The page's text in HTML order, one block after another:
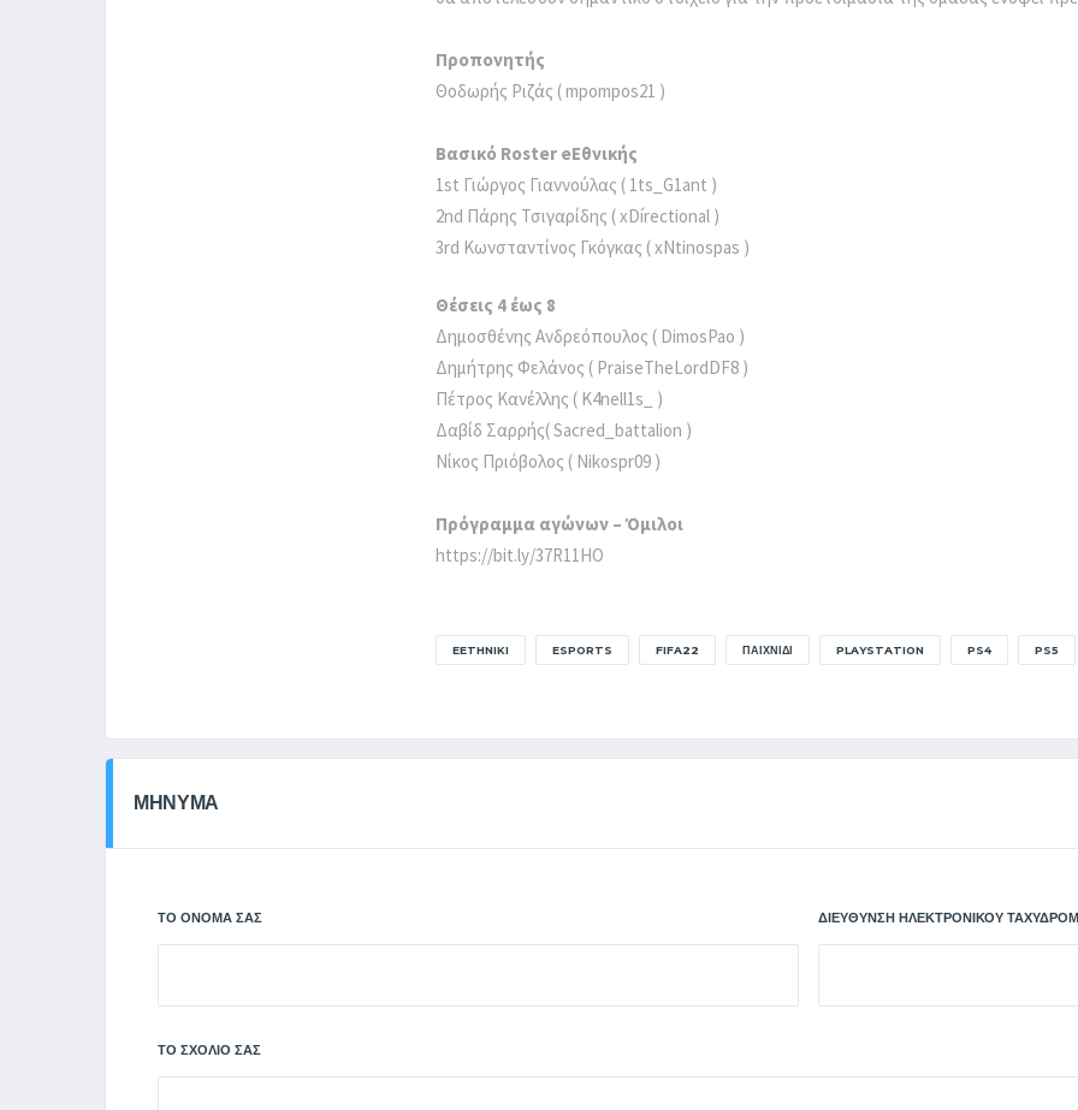
Προπονητής
Θοδωρής Ριζάς ( mpompos21 )
Βασικό Roster eΕθνικής
1st Γιώργος Γιαννούλας ( 1ts_G1ant )
2nd Πάρης Τσιγαρίδης ( xDírectional )
3rd Κωνσταντίνος Γκόγκας ( xNtinospas )
Θέσεις 4 έως 8
Δημοσθένης Ανδρεόπουλος ( DimosPao )
Δημήτρης Φελάνος ( PraiseTheLordDF8 )
Πέτρος Κανέλλης ( K4nell1s_ )
Δαβίδ Σαρρής( Sacred_battalion )
Νίκος Πριόβολος ( Nikospr09 )
Πρόγραμμα αγώνων – Όμιλοι
https://bit.ly/37R11HO
EETHNIKI ESPORTS FIFA22 ΠΑΙΧΝΊΔΙ PLAYSTATION PS4 PS5
ΜΗΝΥΜΑ
ΤΟ ΌΝΟΜΆ ΣΑΣ ΔΙΕΎΘΥΝΣΗ ΗΛΕΚΤΡΟΝΙΚΟΎ
ΤΟ ΣΧΌΛΙΌ ΣΑΣ